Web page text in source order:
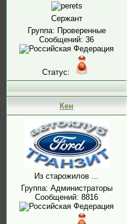
Сержант
Группа: Проверенные
Сообщений: 36
Статус:
Кен
Из старожилов ...
Группа: Администраторы
Сообщений: 8816